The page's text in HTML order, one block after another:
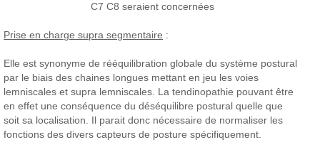
C7 C8 seraient concernées
Prise en charge supra segmentaire :
Elle est synonyme de rééquilibration globale du système postural
par le biais des chaines longues mettant en jeu les voies
lemniscales et supra lemniscales. La tendinopathie pouvant être
en effet une conséquence du déséquilibre postural quelle que
soit sa localisation. Il parait donc nécessaire de normaliser les
fonctions des divers capteurs de posture spécifiquement.